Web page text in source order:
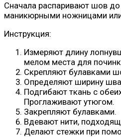
Сначала распаривают шов
маникюрными ножницами
Инструкция:
Измеряют длину
мелом места для
Скрепляют булавками
Определяют ширину
Подгибают ткань с
Проглаживают утюгом.
Закрепляют булавками.
Вдевают нити,
Делают стежки при